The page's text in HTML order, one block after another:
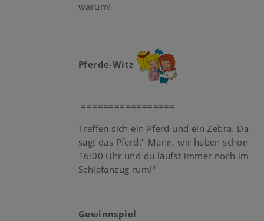
warum!
Pferde-Witz
=================
Treffen sich ein Pferd und ein Zebra. Da
sagt das Pferd:" Mann, wir haben schon
16:00 Uhr und du läufst immer noch im
Schlafanzug rum!"
Gewinnspiel